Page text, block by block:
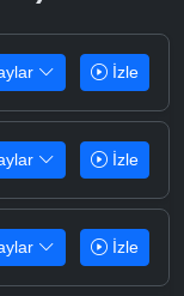
İzle
İzle
İzle